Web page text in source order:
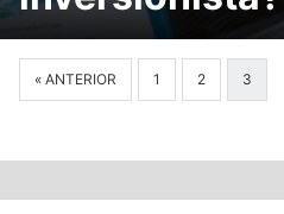
« ANTERIOR 1 2 3